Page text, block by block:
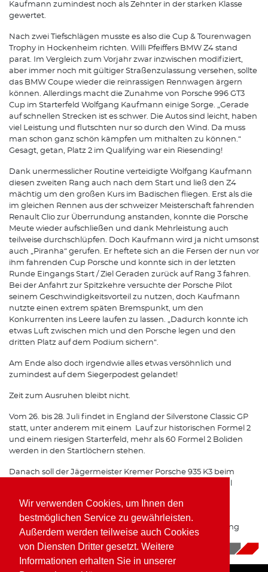
Wir verwenden Cookies, um Ihnen den
bestmöglichen Service zu gewährleisten.
Außerdem werden teilweise auch Cookies
von Diensten Dritter gesetzt. Weitere
Informationen erhalten Sie in unserer
Kaufmann zumindest noch als Zehnter in der starken Klasse
gewertet.
Nach zwei Tiefschlägen musste es also die Cup & Tourenwagen
Trophy in Hockenheim richten. Willi Pfeiffers BMW Z4 stand
parat. Im Vergleich zum Vorjahr zwar inzwischen modifiziert,
aber immer noch mit gültiger Straßenzulassung versehen, sollte
das BMW Coupe wieder die reinrassigen Rennwagen ärgern
können. Allerdings macht die Zunahme von Porsche 996 GT3
Cup im Starterfeld Wolfgang Kaufmann einige Sorge. „Gerade
auf schnellen Strecken ist es schwer. Die Autos sind leicht, haben
viel Leistung und flutschten nur so durch den Wind. Da muss
man schon ganz schön kämpfen um mithalten zu können.“
Gesagt, getan, Platz 2 im Qualifying war ein Riesending!
Dank unermesslicher Routine verteidigte Wolfgang Kaufmann
diesen zweiten Rang auch nach dem Start und ließ den Z4
mächtig um den großen Kurs im Badischen fliegen. Erst als die
im gleichen Rennen aus der schweizer Meisterschaft fahrenden
Renault Clio zur Überrundung anstanden, konnte die Porsche
Meute wieder aufschließen und dank Mehrleistung auch
teilweise durchschlüpfen. Doch Kaufmann wird ja nicht umsonst
auch „Piranha“ gerufen. Er heftete sich an die Fersen der nun vor
ihm fahrenden Cup Porsche und konnte sich in der letzten
Runde Eingangs Start / Ziel Geraden zurück auf Rang 3 fahren.
Bei der Anfahrt zur Spitzkehre versuchte der Porsche Pilot
seinem Geschwindigkeitsvorteil zu nutzen, doch Kaufmann
nutzte einen extrem späten Bremspunkt, um den
Konkurrenten ins Leere laufen zu lassen. „Dadurch konnte ich
etwas Luft zwischen mich und den Porsche legen und den
dritten Platz auf dem Podium sichern“.
Am Ende also doch irgendwie alles etwas versöhnlich und
zumindest auf dem Siegerpodest gelandet!
Zeit zum Ausruhen bleibt nicht.
Vom 26. bis 28. Juli findet in England der Silverstone Classic GP
statt, unter anderem mit einem Lauf zur historischen Formel 2
und einem riesigen Starterfeld, mehr als 60 Formel 2 Boliden
werden in den Startlöchern stehen.
Danach soll der Jägermeister Kremer Porsche 935 K3 beim
Das Team Porsche Kremer Racing gibt ALLES um diesen
Brenner Top vorbereitet beim Oldtimer GP am Nürburgring
15.07.2019